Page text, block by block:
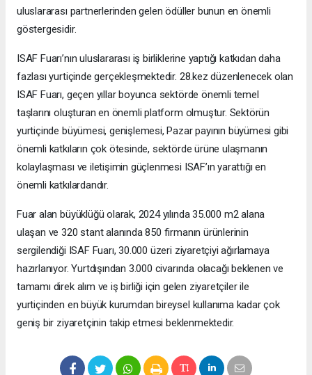
uluslararası partnerlerinden gelen ödüller bunun en önemli
göstergesidir.
ISAF Fuarı’nın uluslararası iş birliklerine yaptığı katkıdan daha
fazlası yurtiçinde gerçekleşmektedir. 28.kez düzenlenecek olan
ISAF Fuarı, geçen yıllar boyunca sektörde önemli temel
taşlarını oluşturan en önemli platform olmuştur. Sektörün
yurtiçinde büyümesi, genişlemesi, Pazar payının büyümesi gibi
önemli katkıların çok ötesinde, sektörde ürüne ulaşmanın
kolaylaşması ve iletişimin güçlenmesi ISAF’ın yarattığı en
önemli katkılardandır.
Fuar alan büyüklüğü olarak, 2024 yılında 35.000 m2 alana
ulaşan ve 320 stant alanında 850 firmanın ürünlerinin
sergilendiği ISAF Fuarı, 30.000 üzeri ziyaretçiyi ağırlamaya
hazırlanıyor. Yurtdışından 3.000 civarında olacağı beklenen ve
tamamı direk alım ve iş birliği için gelen ziyaretçiler ile
yurtiçinden en büyük kurumdan bireysel kullanıma kadar çok
geniş bir ziyaretçinin takip etmesi beklenmektedir.